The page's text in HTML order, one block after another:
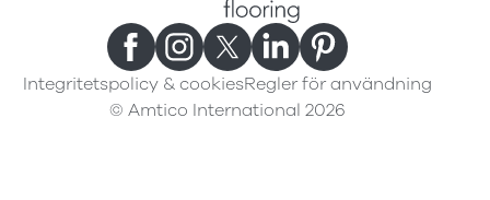
Integritetspolicy & cookiesRegler för användning
© Amtico International 2026